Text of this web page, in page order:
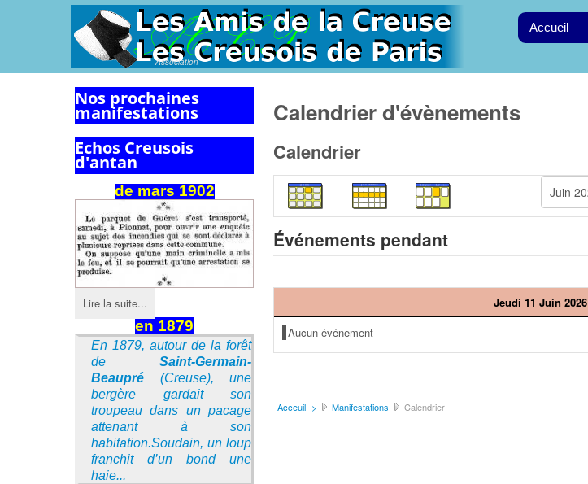
Association
Accueil
Nos prochaines
manifestations
Echos Creusois
d'antan
de mars 1902
Lire la suite...
en 1879
En 1879, autour de la forêt
deSaint-Germain-
Beaupré (Creuse), une
bergère gardait son
troupeau dans un pacage
attenant à son
habitation.Soudain, un loup
franchit d’un bond une
haie...
Calendrier d'évènements
Calendrier
Événements pendant
Jeudi 11 Juin 2026
Aucun événement
Acceuil -> Manifestations Calendrier